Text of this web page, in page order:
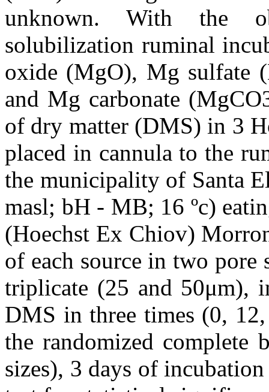
unknown. With the
solubilization ruminal
oxide (MgO), Mg sulfate
and Mg carbonate
of dry matter (DMS) in 3
placed in cannula to the
the municipality of Santa
masl; bH - MB; 16 ºc)
(Hoechst Ex Chiov)
of each source in two pore
triplicate (25 and 50μm),
DMS in three times (0,
the randomized
sizes), 3 days of